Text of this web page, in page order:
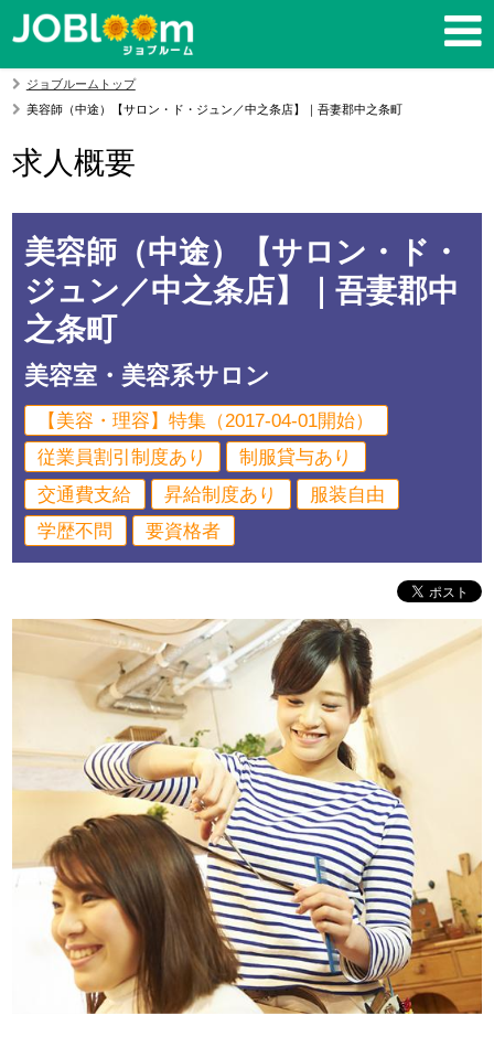
ジョブルームトップ
美容師（中途）【サロン・ド・ジュン／中之条店】｜吾妻郡中之条町
求人概要
美容師（中途）【サロン・ド・
ジュン／中之条店】｜吾妻郡中
之条町
美容室・美容系サロン
【美容・理容】特集（2017-04-01開始）
従業員割引制度あり
制服貸与あり
交通費支給
昇給制度あり
服装自由
学歴不問
要資格者